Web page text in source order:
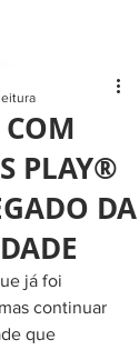
PLAY®
DA
já foi
continuar
que